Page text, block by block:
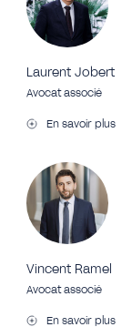
Laurent Jobert
Avocat associé
En savoir plus
Vincent Ramel
Avocat associé
En savoir plus